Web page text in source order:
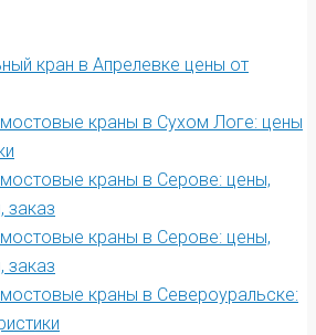
кран в Апрелевке цены от
краны в Сухом Логе: цены
краны в Серове: цены,
заказ
краны в Серове: цены,
заказ
краны в Североуральске: